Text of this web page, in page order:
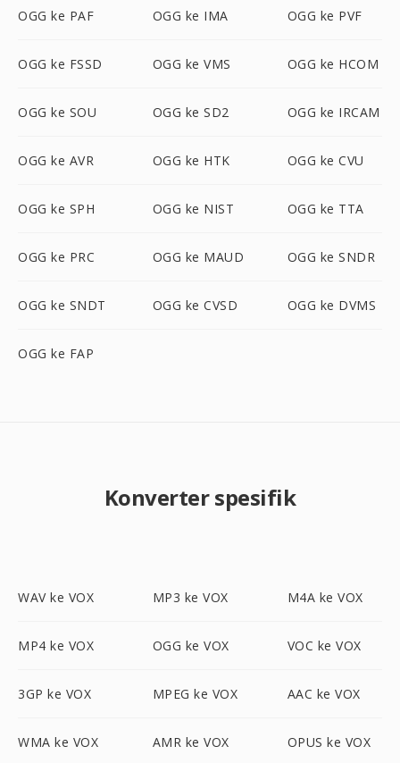
OGG ke PAF OGG ke IMA OGG ke PVF
OGG ke FSSD OGG ke VMS OGG ke HCOM
OGG ke SOU OGG ke SD2 OGG ke IRCAM
OGG ke AVR OGG ke HTK OGG ke CVU
OGG ke SPH OGG ke NIST OGG ke TTA
OGG ke PRC OGG ke MAUD OGG ke SNDR
OGG ke SNDT OGG ke CVSD OGG ke DVMS
OGG ke FAP
Konverter spesifik
WAV ke VOX MP3 ke VOX M4A ke VOX
MP4 ke VOX OGG ke VOX VOC ke VOX
3GP ke VOX MPEG ke VOX AAC ke VOX
WMA ke VOX AMR ke VOX OPUS ke VOX